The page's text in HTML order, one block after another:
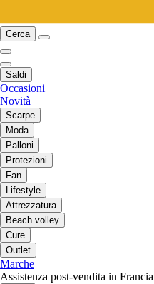
Cerca
Saldi
Occasioni
Novità
Scarpe
Moda
Palloni
Protezioni
Fan
Lifestyle
Attrezzatura
Beach volley
Cure
Outlet
Marche
Assistenza post-vendita in Francia